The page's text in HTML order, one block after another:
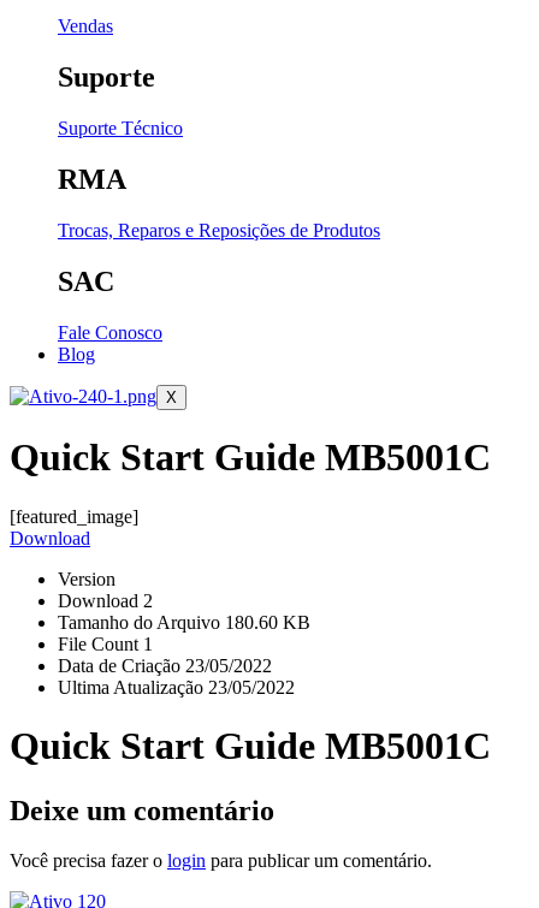
Vendas
Suporte
Suporte Técnico
RMA
Trocas, Reparos e Reposições de Produtos
SAC
Fale Conosco
Blog
X
Quick Start Guide MB5001C
[featured_image]
Download
Version
Download 2
Tamanho do Arquivo 180.60 KB
File Count 1
Data de Criação 23/05/2022
Ultima Atualização 23/05/2022
Quick Start Guide MB5001C
Deixe um comentário
Você precisa fazer o login para publicar um comentário.